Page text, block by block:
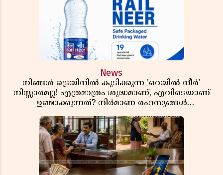
News
നിങ്ങൾ ട്രെയിനിൽ കുടിക്കുന്ന 'റെയിൽ നീർ'
നിസ്സാരമല്ല! എത്രമാത്രം ശുദ്ധമാണ്, എവിടെയാണ്
ഉണ്ടാക്കുന്നത്? നിർമാണ രഹസ്യങ്ങൾ